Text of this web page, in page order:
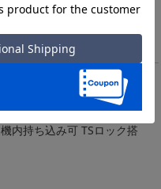
40L（リットル）
フレーム 32L 55cm 4.2kg
内持ち込み可 TSロック搭
淡など多少の個体差がある場合